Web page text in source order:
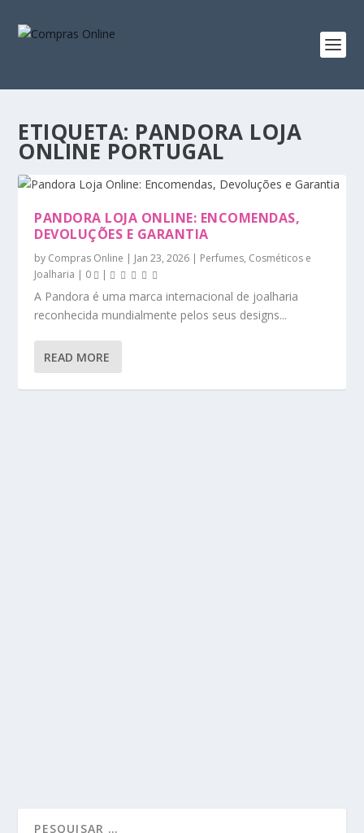
ETIQUETA: PANDORA LOJA
ONLINE PORTUGAL
PANDORA LOJA ONLINE: ENCOMENDAS,
DEVOLUÇÕES E GARANTIA
by Compras Online | Jan 23, 2026 | Perfumes, Cosméticos e
Joalharia | 0 |
A Pandora é uma marca internacional de joalharia
reconhecida mundialmente pelos seus designs...
READ MORE